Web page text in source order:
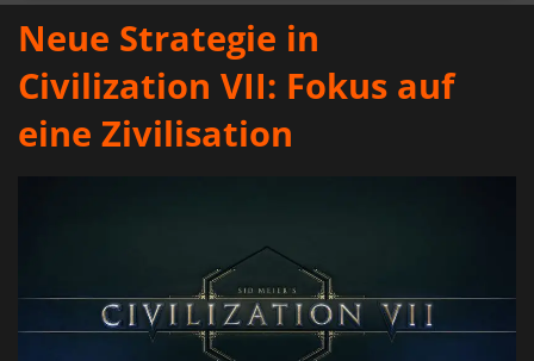
SOFTWARE
Neue Strategie in
Civilization VII: Fokus auf
eine Zivilisation